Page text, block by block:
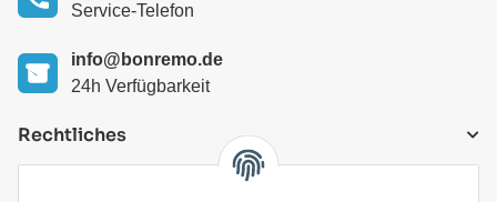
Service-Telefon
info@bonremo.de
24h Verfügbarkeit
Rechtliches